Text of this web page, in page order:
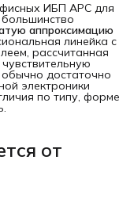
ИБП APC для
аппроксимацию
линейка с
рассчитанная
достаточно
электроники
по типу, форме
от